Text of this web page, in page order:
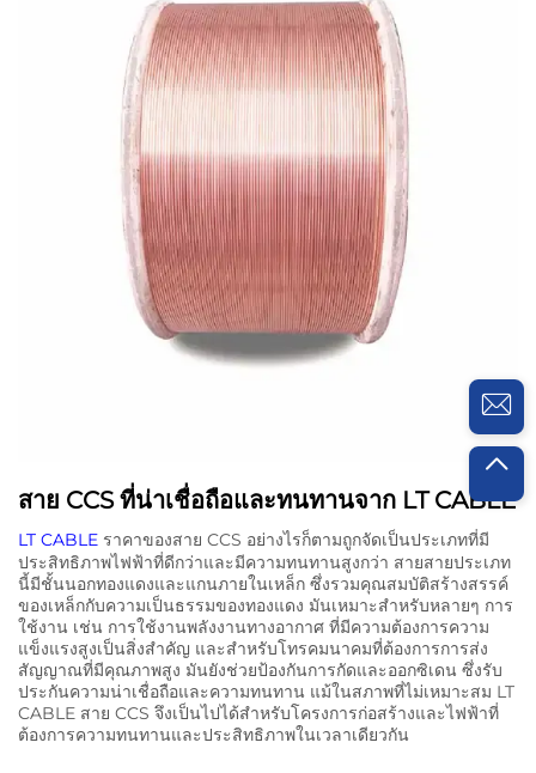
สาย CCS ที่น่าเชื่อถือและทนทานจาก LT CABLE
LT CABLE ราคาของสาย CCS อย่างไรก็ตามถูกจัดเป็นประเภทที่มี
ประสิทธิภาพไฟฟ้าที่ดีกว่าและมีความทนทานสูงกว่า สายสายประเภท
นี้มีชั้นนอกทองแดงและแกนภายในเหล็ก ซึ่งรวมคุณสมบัติสร้างสรรค์
ของเหล็กกับความเป็นธรรมของทองแดง มันเหมาะสําหรับหลายๆ การ
ใช้งาน เช่น การใช้งานพลังงานทางอากาศ ที่มีความต้องการความ
แข็งแรงสูงเป็นสิ่งสําคัญ และสําหรับโทรคมนาคมที่ต้องการการส่ง
สัญญาณที่มีคุณภาพสูง มันยังช่วยป้องกันการกัดและออกซิเดน ซึ่งรับ
ประกันความน่าเชื่อถือและความทนทาน แม้ในสภาพที่ไม่เหมาะสม LT
CABLE สาย CCS จึงเป็นไปได้สําหรับโครงการก่อสร้างและไฟฟ้าที่
ต้องการความทนทานและประสิทธิภาพในเวลาเดียวกัน